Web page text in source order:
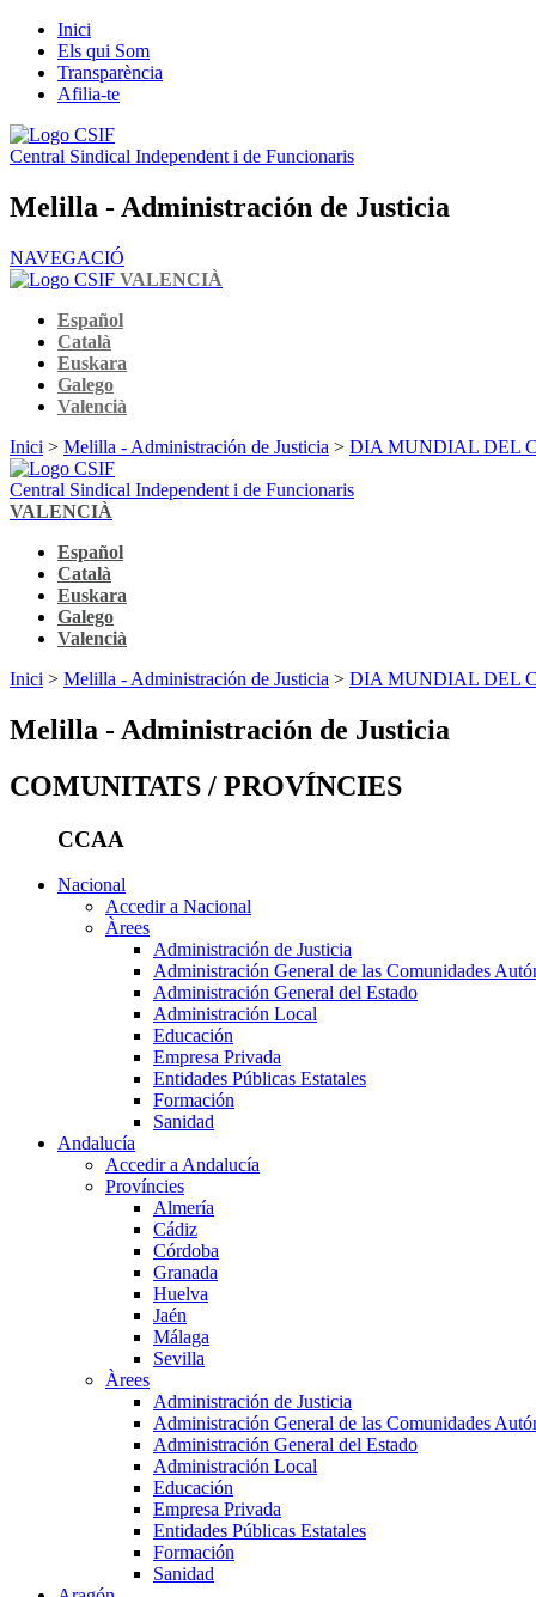
Inici
Els qui Som
Transparència
Afilia-te
Central Sindical Independent i de Funcionaris
Melilla - Administración de Justicia
NAVEGACIÓ
VALENCIÀ
Español
Català
Euskara
Galego
Valencià
Inici > Melilla - Administración de Justicia > DIA MUNDIAL DEL
Central Sindical Independent i de Funcionaris
VALENCIÀ
Español
Català
Euskara
Galego
Valencià
Inici > Melilla - Administración de Justicia > DIA MUNDIAL DEL
Melilla - Administración de Justicia
COMUNITATS / PROVÍNCIES
CCAA
Nacional
Accedir a Nacional
Àrees
Administración de Justicia
Administración General de las Comunidades
Administración General del Estado
Administración Local
Educación
Empresa Privada
Entidades Públicas Estatales
Formación
Sanidad
Andalucía
Accedir a Andalucía
Províncies
Almería
Cádiz
Córdoba
Granada
Huelva
Jaén
Málaga
Sevilla
Àrees
Administración de Justicia
Administración General de las Comunidades
Administración General del Estado
Administración Local
Educación
Empresa Privada
Entidades Públicas Estatales
Formación
Sanidad